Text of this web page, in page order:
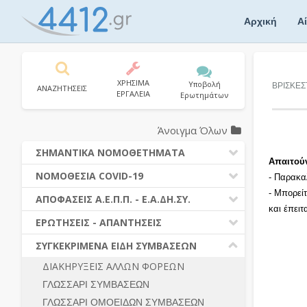
Αρχική
-
-
και
ΑΝΑΖΗΤΗΣΕΙΣ
ΧΡΗΣΙΜΑ
ΕΡΓΑΛΕΙΑ
Υποβολή
Ερωτημάτων
Άνοιγμα Όλων
ΣΗΜΑΝΤΙΚΑ ΝΟΜΟΘΕΤΗΜΑΤΑ
ΔΗΜΟΣΙΕΣ ΣΥΜΒΑΣΕΙΣ (Ν. 4412/2016)
ΔΗΜΟΤΙΚΟΣ ΚΩΔΙΚΑΣ (Ν.3463/2006)
ΚΑΛΛΙΚΡΑΤΗΣ (Ν.3852/2010)
ΝΟΜΟΘΕΣΙΑ - ΝΟΜΟΛΟΓΙΑ (ΣΥΝΟΛΟ)
ΝΟΜΟΘΕΣΙΑ COVID-19
ΝΟΜΟΘΕΣΙΑ - ΝΟΜΟΛΟΓΙΑ COVID -19
ΕΡΩΤΗΣΕΙΣ - ΑΠΑΝΤΗΣΕΙΣ
ΑΠΟΦΑΣΕΙΣ Α.Ε.Π.Π. - Ε.Α.ΔΗ.ΣΥ.
ΠΡΟΔΙΚΑΣΤΙΚΗ ΠΡΟΣΦΥΓΗ
ΓΕΝΙΚΟΙ ΚΑΝΟΝΕΣ
ΔΙΚΑΙΟΥΜΕΝΟΙ ΣΥΜΜΕΤΟΧΗΣ
ΠΡΟΣΦΟΡΕΣ – ΔΙΚΑΙΟΛΟΓΗΤΙΚΑ
ΣΥΜΜΕΤΟΧΗΣ
ΕΡΩΤΗΣΕΙΣ - ΑΠΑΝΤΗΣΕΙΣ
Ν. 4782/2021 - ΤΡΟΠΟΠΟΙΗΣΗ
4412/2016
ΔΙΕΞΑΓΩΓΗ ΔΙΑΔΙΚΑΣΙΑΣ
ΔΙΑΔΙΚΑΣΙΕΣ ΑΝΑΘΕΣΗΣ
ΣΥΓΚΕΚΡΙΜΕΝΑ ΕΙΔΗ ΣΥΜΒΑΣΕΩΝ
ΔΙΑΚΗΡΥΞΕΙΣ ΑΛΛΩΝ ΦΟΡΕΩΝ
ΓΛΩΣΣΑΡΙ ΣΥΜΒΑΣΕΩΝ
ΓΛΩΣΣΑΡΙ ΟΜΟΕΙΔΩΝ ΣΥΜΒΑΣΕΩΝ